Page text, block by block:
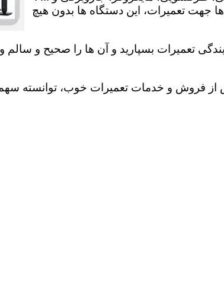
تعمیرات، این دستگاه ها بدون هیچ
تعمیرات بسپارید و آن ها را صحیح و سالم و
فروش و خدمات تعمیرات خوب، توانسته سهم